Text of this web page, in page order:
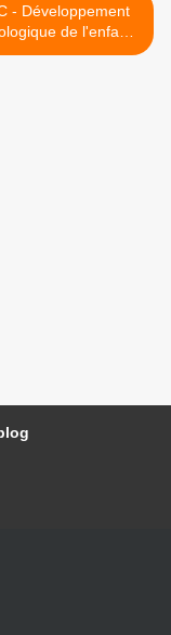
- Développement
de l'enfant
-... >